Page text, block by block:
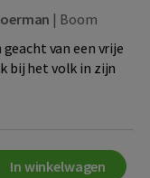
| Boom
van een vrije
bij het volk in zijn
In winkelwagen